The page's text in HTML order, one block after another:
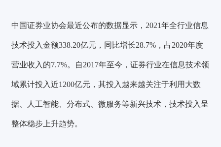
中国证券业协会最近公布的数据显示，2021年全行业信息
技术投入金额338.20亿元，同比增长28.7%，占2020年度
营业收入的7.7%。自2017年至今，证券行业在信息技术领
域累计投入近1200亿元，其投入越来越关注于利用大数
据、人工智能、分布式、微服务等新兴技术，技术投入呈
整体稳步上升趋势。